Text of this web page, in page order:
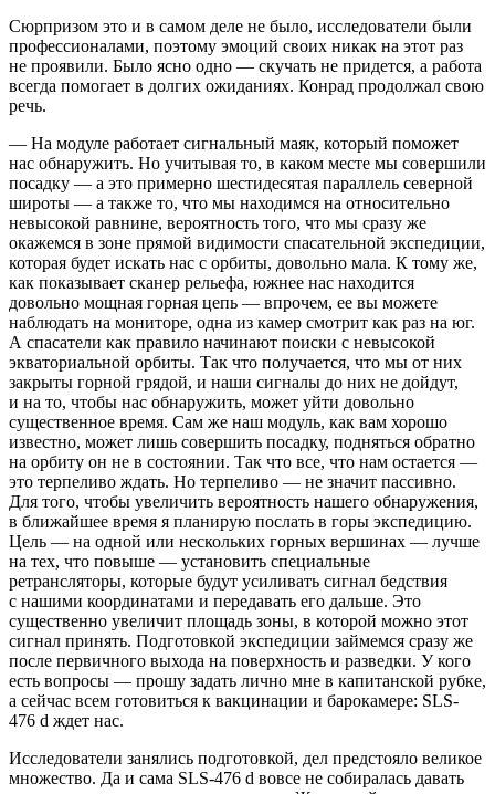
Сюрпризом это и в самом деле не было, исследователи были
профессионалами, поэтому эмоций своих никак на этот раз
не проявили. Было ясно одно — скучать не придется, а работа
всегда помогает в долгих ожиданиях. Конрад продолжал свою
речь.
— На модуле работает сигнальный маяк, который поможет
нас обнаружить. Но учитывая то, в каком месте мы совершили
посадку — а это примерно шестидесятая параллель северной
широты — а также то, что мы находимся на относительно
невысокой равнине, вероятность того, что мы сразу же
окажемся в зоне прямой видимости спасательной экспедиции,
которая будет искать нас с орбиты, довольно мала. К тому же,
как показывает сканер рельефа, южнее нас находится
довольно мощная горная цепь — впрочем, ее вы можете
наблюдать на мониторе, одна из камер смотрит как раз на юг.
А спасатели как правило начинают поиски с невысокой
экваториальной орбиты. Так что получается, что мы от них
закрыты горной грядой, и наши сигналы до них не дойдут,
и на то, чтобы нас обнаружить, может уйти довольно
существенное время. Сам же наш модуль, как вам хорошо
известно, может лишь совершить посадку, подняться обратно
на орбиту он не в состоянии. Так что все, что нам остается —
это терпеливо ждать. Но терпеливо — не значит пассивно.
Для того, чтобы увеличить вероятность нашего обнаружения,
в ближайшее время я планирую послать в горы экспедицию.
Цель — на одной или нескольких горных вершинах — лучше
на тех, что повыше — установить специальные
ретрансляторы, которые будут усиливать сигнал бедствия
с нашими координатами и передавать его дальше. Это
существенно увеличит площадь зоны, в которой можно этот
сигнал принять. Подготовкой экспедиции займемся сразу же
после первичного выхода на поверхность и разведки. У кого
есть вопросы — прошу задать лично мне в капитанской рубке,
а сейчас всем готовиться к вакцинации и барокамере: SLS-
476 d ждет нас.
Исследователи занялись подготовкой, дел предстояло великое
множество. Да и сама SLS-476 d вовсе не собиралась давать